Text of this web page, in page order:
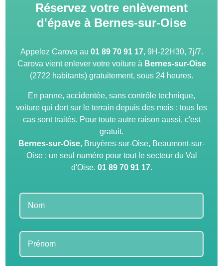
Réservez votre enlèvement
d'épave à Bernes-sur-Oise
Appelez Carova au 01 89 70 91 17, 9H-22H30, 7j/7.
Carova vient enlever votre voiture à Bernes-sur-Oise
(2722 habitants) gratuitement, sous 24 heures.
En panne, accidentée, sans contrôle technique,
voiture qui dort sur le terrain depuis des mois : tous les
cas sont traités. Pour toute autre raison aussi, c'est
gratuit.
Bernes-sur-Oise, Bruyères-sur-Oise, Beaumont-sur-
Oise : un seul numéro pour tout le secteur du Val
d'Oise. 01 89 70 91 17.
Leave
this
field